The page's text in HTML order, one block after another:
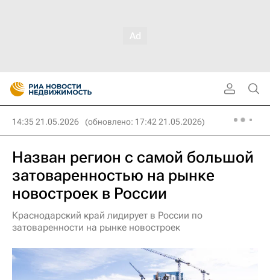
14:35 21.05.2026 (обновлено: 17:42 21.05.2026)
Назван регион с самой большой
затоваренностью на рынке
новостроек в России
Краснодарский край лидирует в России по
затоваренности на рынке новостроек